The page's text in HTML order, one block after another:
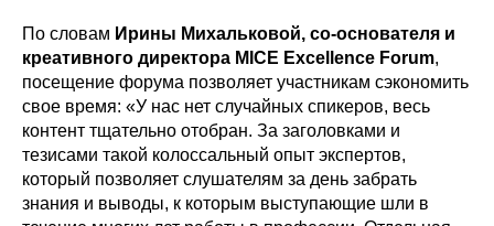
По словам Ирины Михальковой, со-основателя и
креативного директора MICE Excellence Forum,
посещение форума позволяет участникам сэкономить
свое время: «У нас нет случайных спикеров, весь
контент тщательно отобран. За заголовками и
тезисами такой колоссальный опыт экспертов,
который позволяет слушателям за день забрать
знания и выводы, к которым выступающие шли в